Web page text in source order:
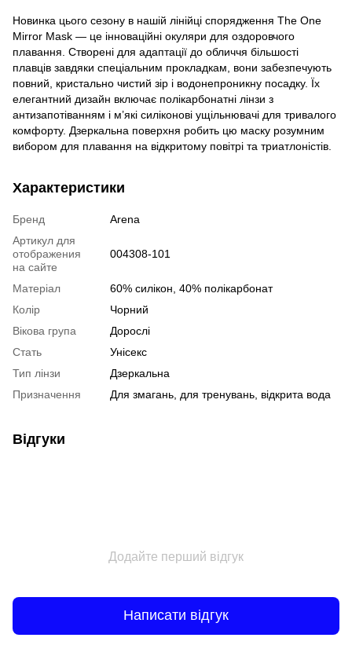
Новинка цього сезону в нашій лінійці спорядження The One
Mirror Mask — це інноваційні окуляри для оздоровчого
плавання. Створені для адаптації до обличчя більшості
плавців завдяки спеціальним прокладкам, вони забезпечують
повний, кристально чистий зір і водонепроникну посадку. Їх
елегантний дизайн включає полікарбонатні лінзи з
антизапотіванням і м’які силіконові ущільнювачі для тривалого
комфорту. Дзеркальна поверхня робить цю маску розумним
вибором для плавання на відкритому повітрі та триатлоністів.
Характеристики
Бренд
Arena
Артикул для
отображения
на сайте
004308-101
Матеріал
60% силікон, 40% полікарбонат
Колір
Чорний
Вікова група
Дорослі
Стать
Унісекс
Тип лінзи
Дзеркальна
Призначення
Для змагань, для тренувань, відкрита вода
Відгуки
Додайте перший відгук
Написати відгук